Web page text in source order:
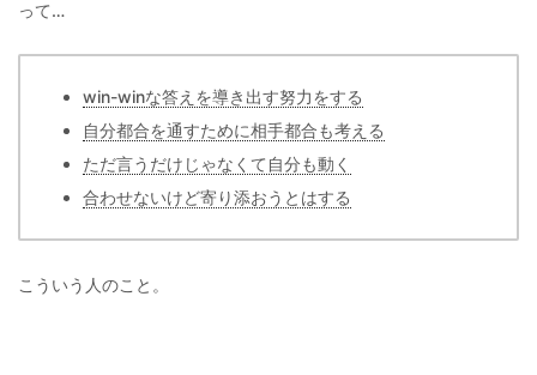
って…
win-winな答えを導き出す努力をする
自分都合を通すために相手都合も考える
ただ言うだけじゃなくて自分も動く
合わせないけど寄り添おうとはする
こういう人のこと。